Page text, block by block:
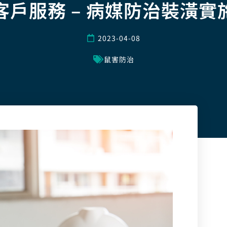
戶服務 – 病媒防治裝潢實
2023-04-08
鼠害防治